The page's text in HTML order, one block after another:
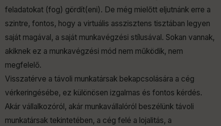
feladatokat (fog) gördít(eni). De még mielőtt eljutnánk erre a
szintre, fontos, hogy a virtuális asszisztens tisztában legyen
saját magával, a saját munkavégzési stílusával. Sokan vannak,
akiknek ez a munkavégzési mód nem működik, nem
megfelelő.
Visszatérve a távoli munkatársak bekapcsolására a cég
vérkeringésébe, ez különösen izgalmas és fontos kérdés.
Akár vállalkozóról, akár munkavállalóról beszélünk távoli
munkatársak tekintetében, a cég felé a lojalitás, a